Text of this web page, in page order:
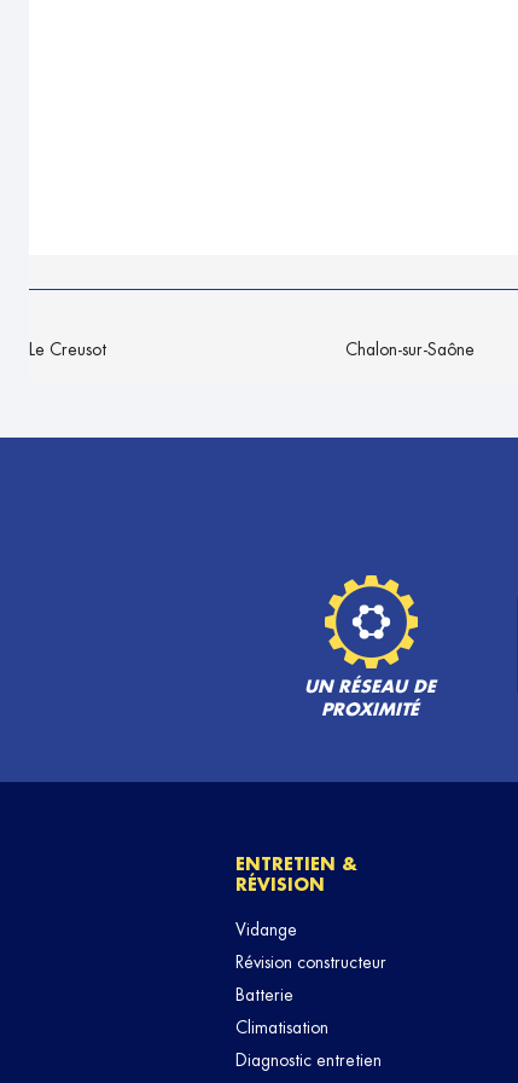
Le Creusot Chalon-sur-Saône
UN RÉSEAU DE
PROXIMITÉ
ENTRETIEN &
RÉVISION
Vidange
Révision constructeur
Batterie
Climatisation
Diagnostic entretien